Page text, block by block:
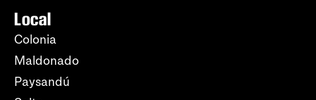
Local
Colonia
Maldonado
Paysandú